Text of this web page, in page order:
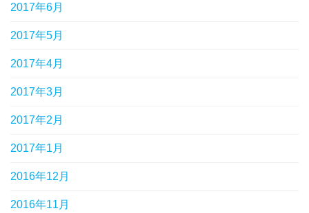
2017年6月
2017年5月
2017年4月
2017年3月
2017年2月
2017年1月
2016年12月
2016年11月